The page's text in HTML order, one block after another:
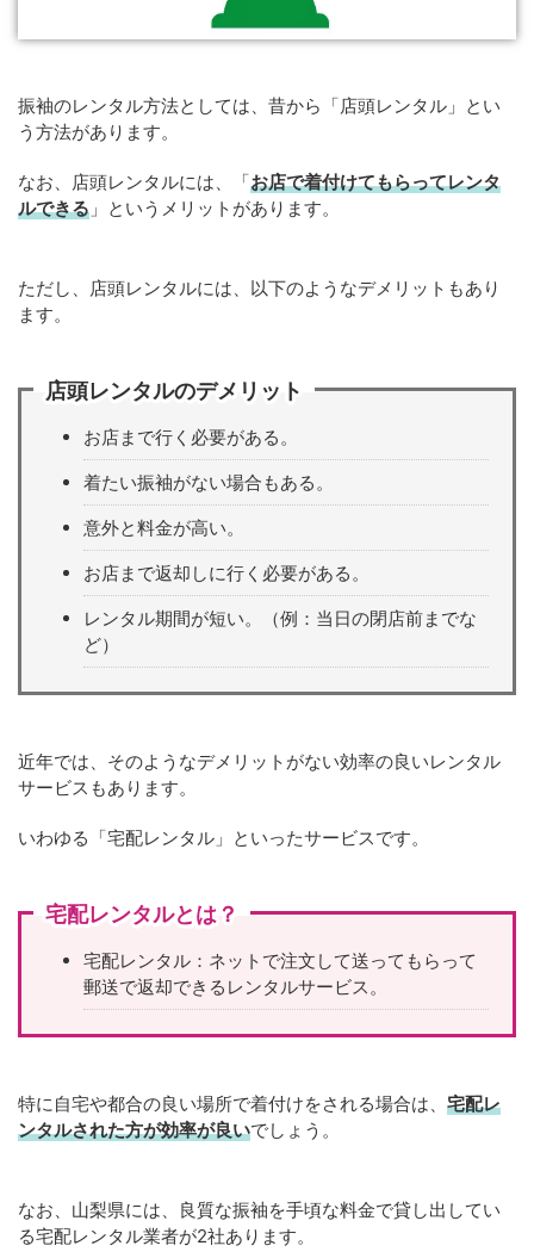
振袖のレンタル方法としては、昔から「店頭レンタル」とい
う方法があります。
なお、店頭レンタルには、「お店で着付けてもらってレンタ
ルできる 」というメリットがあります。
ただし、店頭レンタルには、以下のようなデメリットもあり
ます。
店頭レンタルのデメリット
お店まで行く必要がある。
着たい振袖がない場合もある。
意外と料金が高い。
お店まで返却しに行く必要がある。
レンタル期間が短い。（例：当日の閉店前までな
ど）
近年では、そのようなデメリットがない効率の良いレンタル
サービスもあります。
いわゆる「宅配レンタル」といったサービスです。
宅配レンタルとは？
宅配レンタル：ネットで注文して送ってもらって
郵送で返却できるレンタルサービス。
特に自宅や都合の良い場所で着付けをされる場合は、 宅配レ
ンタルされた方が効率が良いでしょう。
なお、山梨県には、良質な振袖を手頃な料金で貸し出してい
る宅配レンタル業者が2社あります。